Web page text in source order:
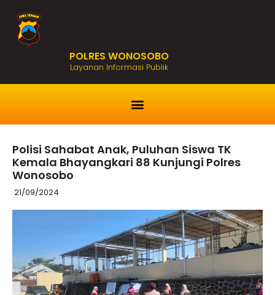
POLRES WONOSOBO
Layanan Informasi Publik
Polisi Sahabat Anak, Puluhan Siswa TK
Kemala Bhayangkari 88 Kunjungi Polres
Wonosobo
21/09/2024